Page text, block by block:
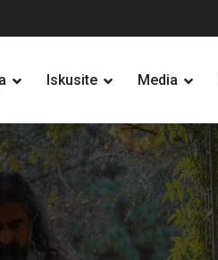
Iskusite Media